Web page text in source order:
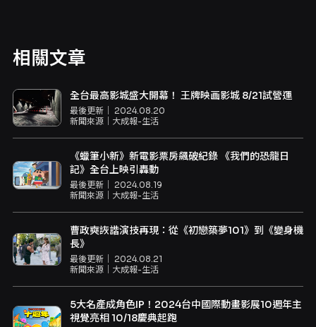
相關文章
全台最高影城盛大開幕！ 王牌映画影城 8/21試營運
最後更新｜ 2024.08.20
新聞來源｜ 大成報-生活
《蠟筆小新》新電影票房飆破紀錄 《我們的恐龍日
記》全台上映引轟動
最後更新｜ 2024.08.19
新聞來源｜ 大成報-生活
曹政奭詼諧演技再現：從《初戀築夢101》到《變身機
長》
最後更新｜ 2024.08.21
新聞來源｜ 大成報-生活
5大名產成角色IP！2024台中國際動畫影展10週年主
視覺亮相 10/18慶典起跑